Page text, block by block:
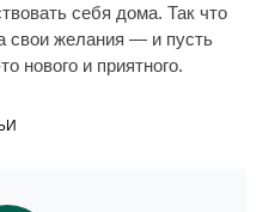
себя дома. Так что
свои желания — и пусть
нового и приятного.